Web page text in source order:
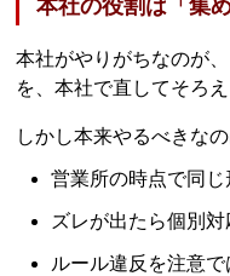
本社の役割は「集
本社がやりがちなのが
を、本社で直してそろえ
しかし本来やるべきなの
営業所の時点で同
ズレが出たら個別
ルール違反を注意